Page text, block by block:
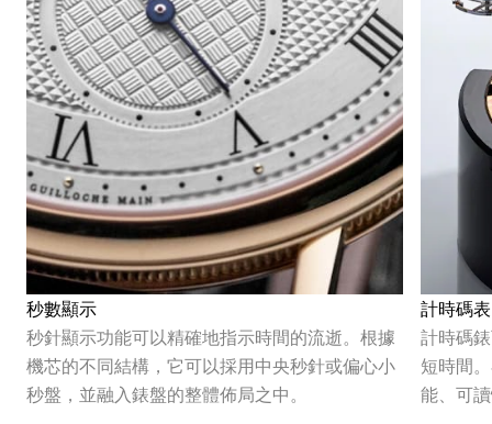
秒數顯示
秒針顯示功能可以精確地指示時間的流逝。根據
機芯的不同結構，它可以採用中央秒針或偏心小
秒盤，並融入錶盤的整體佈局之中。
計時碼表
計時碼
短時間
能、可